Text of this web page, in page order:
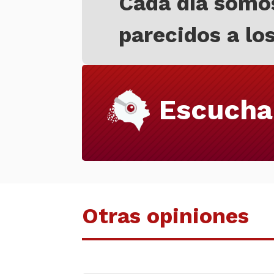
parecidos a
Otras opiniones